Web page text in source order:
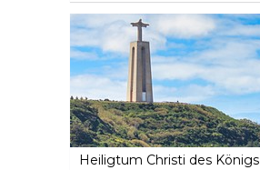
Familien Portugals – erbaut.
Heiligtum Christi des Königs